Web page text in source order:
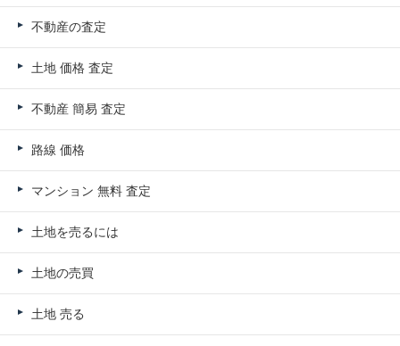
不動産の査定
土地 価格 査定
不動産 簡易 査定
路線 価格
マンション 無料 査定
土地を売るには
土地の売買
土地 売る